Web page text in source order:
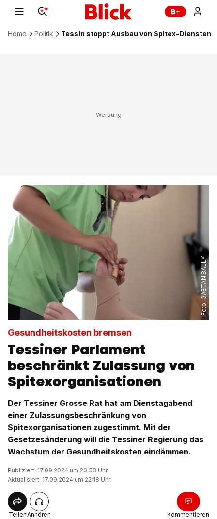
Home Politik Tessin stoppt Ausbau von Spitex-Diensten
Foto:
GAETAN BALLY
Gesundheitskosten bremsen
Tessiner Parlament
beschränkt Zulassung von
Spitexorganisationen
Der Tessiner Grosse Rat hat am Dienstagabend
einer Zulassungsbeschränkung von
Spitexorganisationen zugestimmt. Mit der
Gesetzesänderung will die Tessiner Regierung das
Wachstum der Gesundheitskosten eindämmen.
Publiziert: 17.09.2024 um 20:53 Uhr
Aktualisiert: 17.09.2024 um 22:18 Uhr
TeilenAnhören Kommentieren